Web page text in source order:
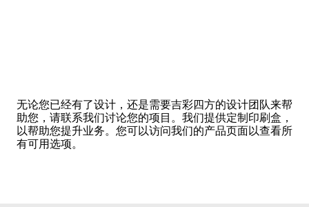
无论您已经有了设计，还是需要吉彩四方的设计团队来帮
助您，请联系我们讨论您的项目。我们提供定制印刷盒，
以帮助您提升业务。您可以访问我们的产品页面以查看所
有可用选项。